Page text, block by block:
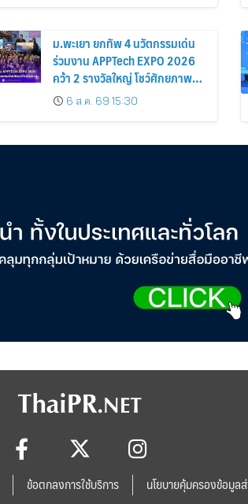
ม.พะเยา ยกทัพ 4 นวัตกรรมเด่น
ร่วมงาน APPTech EXPO 2026
คว้า 2 รางวัลใหญ่ โชว์ศักยภาพ
งานวิจัยยกระดับเศรษฐกิจฐานราก
6 ส.ค. 69 15:30
ข้อตกลงการใช้บริการ นโยบายคุ้มครองข้อมูล